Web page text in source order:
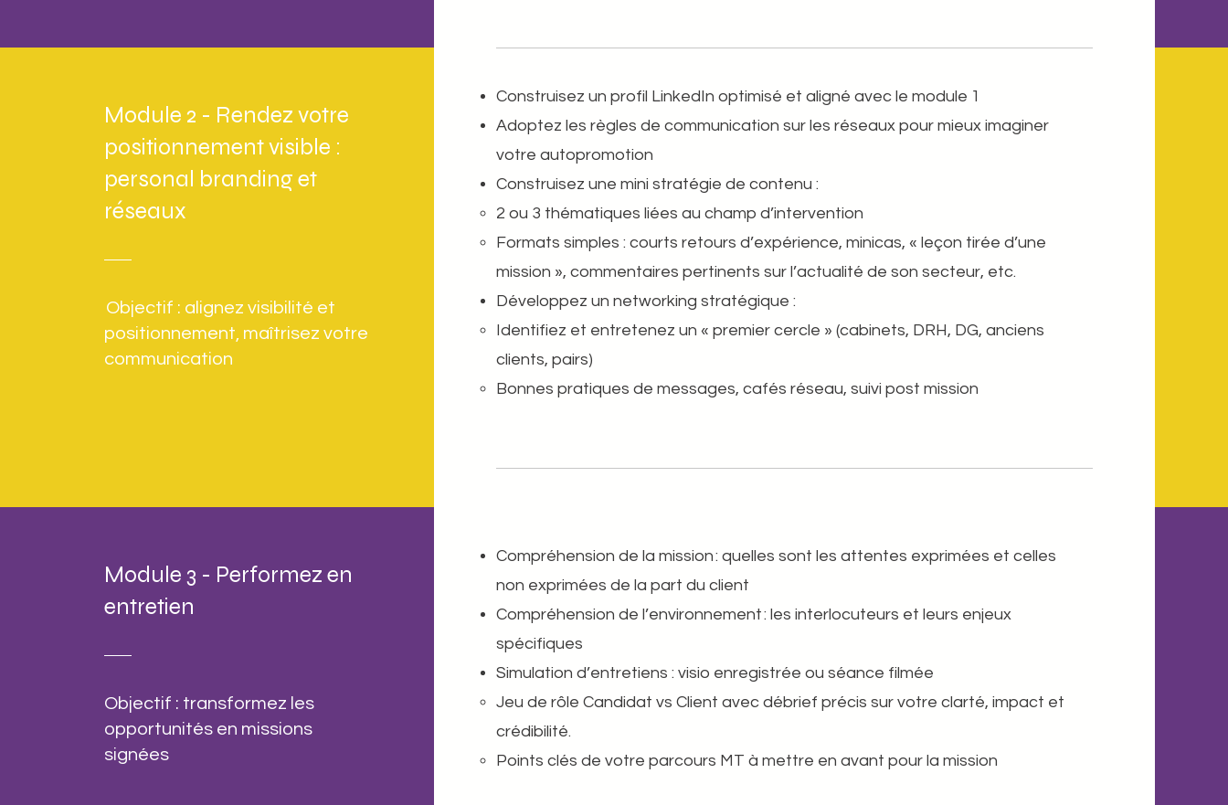
Module 2 - Rendez votre
positionnement visible :
personal branding et
réseaux
Objectif : alignez visibilité et
positionnement, ​maîtrisez votre
communication​
Construisez un profil LinkedIn optimisé et aligné avec le module 1 ​​
Adoptez les règles de communication sur les réseaux pour mieux imaginer
votre autopromotion ​​
Construisez une mini stratégie de contenu : ​​
2 ou 3 thématiques liées au champ d’intervention ​​
Formats simples : courts retours d’expérience, minicas, « leçon tirée d’une
mission », commentaires pertinents sur l’actualité de son secteur, etc.
Développez un networking stratégique : ​​
Identifiez et entretenez un « premier cercle » (cabinets, DRH, DG, anciens
clients, pairs) ​​
Bonnes pratiques de messages, cafés réseau, suivi post mission
Module 3 - Performez en
entretien
Objectif : transformez les
opportunités en missions
signées
Compréhension de la mission : quelles sont les attentes exprimées et celles
non exprimées de la part du client
Compréhension de l’environnement : les interlocuteurs et leurs enjeux
spécifiques
Simulation d’entretiens : visio enregistrée ou séance filmée ​
Jeu de rôle Candidat vs Client avec débrief précis sur votre clarté, impact et
crédibilité.​ ​
Points clés de votre parcours MT à mettre en avant pour la mission